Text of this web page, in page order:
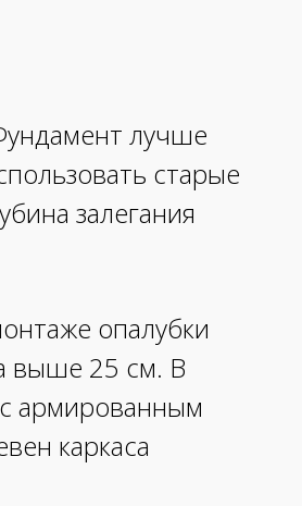
лучше
старые
залегания
опалубки
выше 25 см. В
с армированным
каркаса